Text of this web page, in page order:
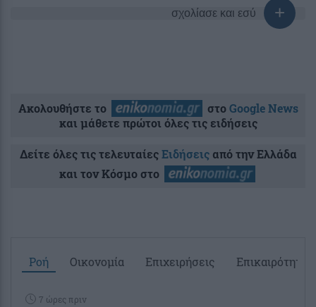
σχολίασε και εσύ
Ακολουθήστε το στοGoogle News
και μάθετε πρώτοι όλες τις ειδήσεις
Δείτε όλες τις τελευταίεςΕιδήσειςαπό την Ελλάδα
και τον Κόσμο στο
Ροή Οικονομία Επιχειρήσεις Επικαιρότητα
7 ώρες πριν